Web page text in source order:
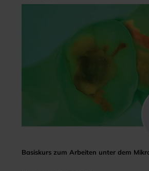
Basiskurs zum Arbeiten unter dem